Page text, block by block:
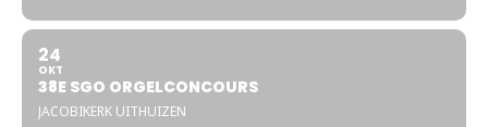
24
OKT
38E SGO ORGELCONCOURS
JACOBIKERK UITHUIZEN